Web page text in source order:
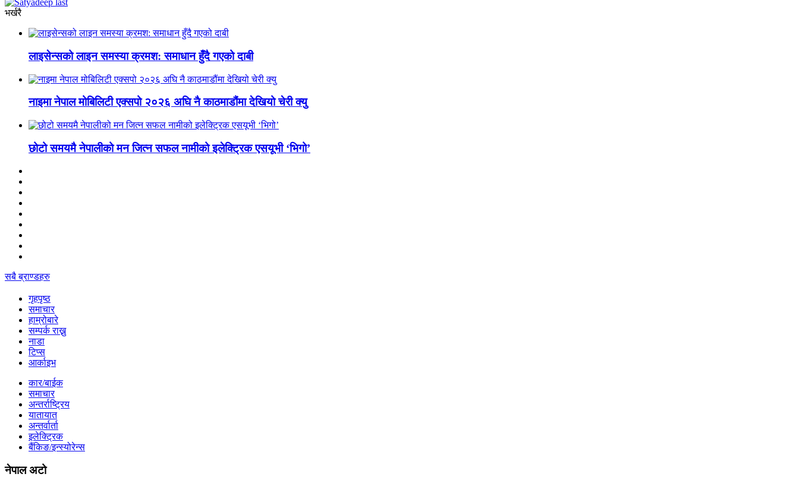
भर्खरै
लाइसेन्सको लाइन समस्या क्रमश: समाधान हुँदै गएको दाबी
नाइमा नेपाल मोबिलिटी एक्सपो २०२६ अघि नै काठमाडौंमा देखियो चेरी क्यु
छोटो समयमै नेपालीको मन जित्न सफल नामीको इलेक्ट्रिक एसयूभी ‘भिगो’
सबै ब्राण्डहरु
गृहपृष्‍ठ
समाचार
हाम्रोबारे
सम्पर्क राख्नु
नाडा
टिप्स
आर्काइभ
कार/बाईक
समाचार
अन्तर्राष्ट्रिय
यातायात
अन्तर्वार्ता
इलेक्ट्रिक
बैंकिङ/इन्स्योरेन्स
नेपाल अटो